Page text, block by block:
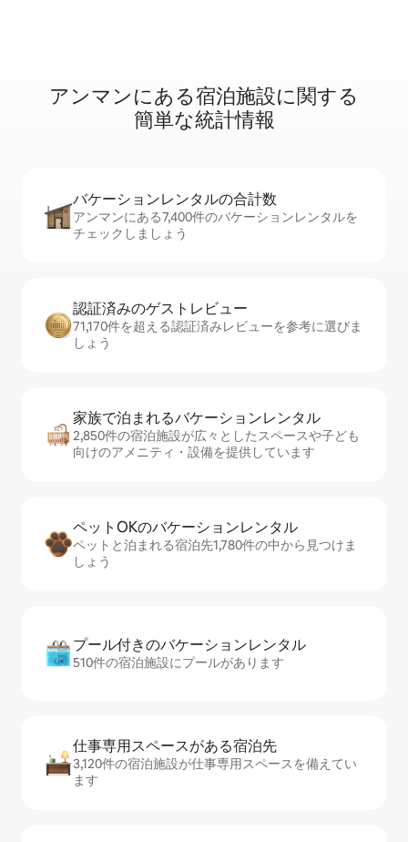
アンマンに⁠あ⁠る宿⁠泊⁠施⁠設⁠に関⁠す⁠る
簡⁠単⁠な統⁠計⁠情⁠報
バケーションレ⁠ン⁠タ⁠ル⁠の合⁠計⁠数
アンマンにある7,400件のバケーションレンタルを
チェックしましょう
認証済みのゲ⁠ス⁠ト⁠レ⁠ビ⁠ュ⁠ー
71,170件を超える認証済みレビューを参考に選びま
しょう
家族で泊まれるバ⁠ケ⁠ー⁠シ⁠ョ⁠ンレ⁠ン⁠タ⁠ル
2,850件の宿泊施設が広々としたスペースや子ども
向けのアメニティ・設備を提供しています
ペットOKのバ⁠ケ⁠ー⁠シ⁠ョ⁠ンレ⁠ン⁠タ⁠ル
ペットと泊まれる宿泊先1,780件の中から見つけま
しょう
プール付きのバ⁠ケ⁠ー⁠シ⁠ョ⁠ンレ⁠ン⁠タ⁠ル
510件の宿泊施設にプールがあります
仕事専用ス⁠ペ⁠ー⁠スがあ⁠る宿⁠泊⁠先
3,120件の宿泊施設が仕事専用スペースを備えてい
ます